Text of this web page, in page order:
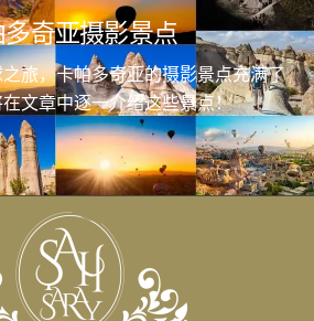
奇亚摄影景点
旅，卡帕多奇亚的摄影景点充满了
文章中逐一介绍这些景点！